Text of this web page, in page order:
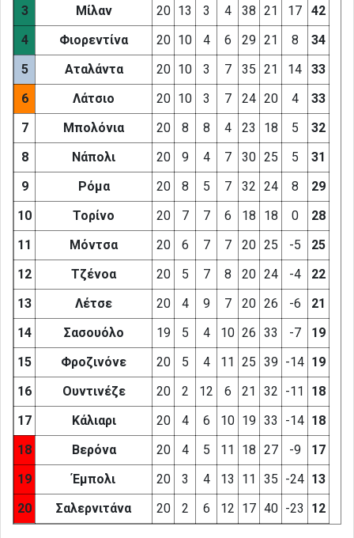
3 Μίλαν 20 13 3 4 38 21 17
42
4
Φιορεντίνα 20 10 4 6 29 21 8
34
5
Αταλάντα 20 10 3 7 35 21 14
33
6
Λάτσιο 20 10 3 7 24 20 4
33
7
Μπολόνια 20 8 8 4 23 18 5
32
8
Νάπολι 20 9 4 7 30 25 5
31
9
Ρόμα 20 8 5 7 32 24 8
29
10
Τορίνο 20 7 7 6 18 18 0
28
11
Μόντσα 20 6 7 7 20 25 -5
25
12
Τζένοα 20 5 7 8 20 24 -4
22
13
Λέτσε 20 4 9 7 20 26 -6
21
14
Σασουόλο 19 5 4 10 26 33 -7
19
15
Φροζινόνε 20 5 4 11 25 39 -14 19
16
Ουντινέζε 20 2 12 6 21 32 -11
18
17
Κάλιαρι 20 4 6 10 19 33 -14 18
18
Βερόνα 20 4 5 11 18 27 -9
17
19
Έμπολι 20 3 4 13 11 35 -24 13
20
Σαλερνιτάνα 20 2 6 12 17 40 -23 12